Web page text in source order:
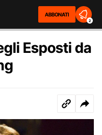
ABBONATI
2
Esposti da